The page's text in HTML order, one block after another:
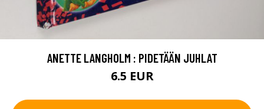
ANETTE LANGHOLM : PIDETÄÄN JUHLAT
6.5 EUR